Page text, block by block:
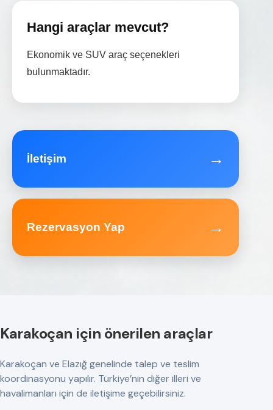
Hangi araçlar mevcut?
Ekonomik ve SUV araç seçenekleri
bulunmaktadır.
İletişim →
Rezervasyon Yap →
Karakoçan için önerilen araçlar
Karakoçan ve Elazığ genelinde talep ve teslim
koordinasyonu yapılır. Türkiye’nin diğer illeri ve
havalimanları için de iletişime geçebilirsiniz.